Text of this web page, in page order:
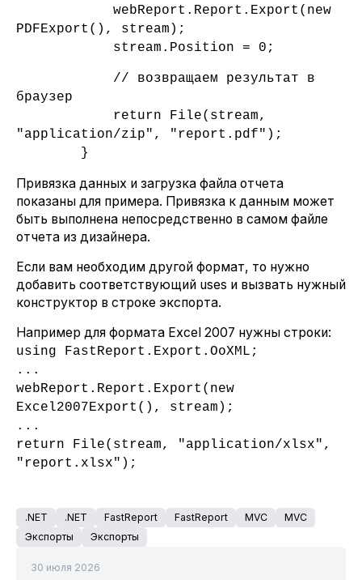
webReport.Report.Export(new
PDFExport(), stream);
stream.Position = 0;
// возвращаем результат в
браузер
return File(stream,
"application/zip", "report.pdf");
}
Привязка данных и загрузка файла отчета
показаны для примера. Привязка к данным может
быть выполнена непосредственно в самом файле
отчета из дизайнера.
Если вам необходим другой формат, то нужно
добавить соответствующий uses и вызвать нужный
конструктор в строке экспорта.
Например для формата Excel 2007 нужны строки:
using FastReport.Export. OoXML ;
...
webReport.Report.Export(new
Excel2007Export(), stream);
...
return File(stream, "application/xlsx",
"report.xlsx");
.NET .NET FastReport FastReport MVC
MVC
Экспорты
Экспорты
30 июля 2026